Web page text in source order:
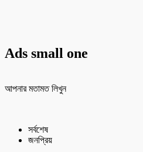
Ads small one
আপনার মতামত লিখুন
সর্বশেষ
জনপ্রিয়